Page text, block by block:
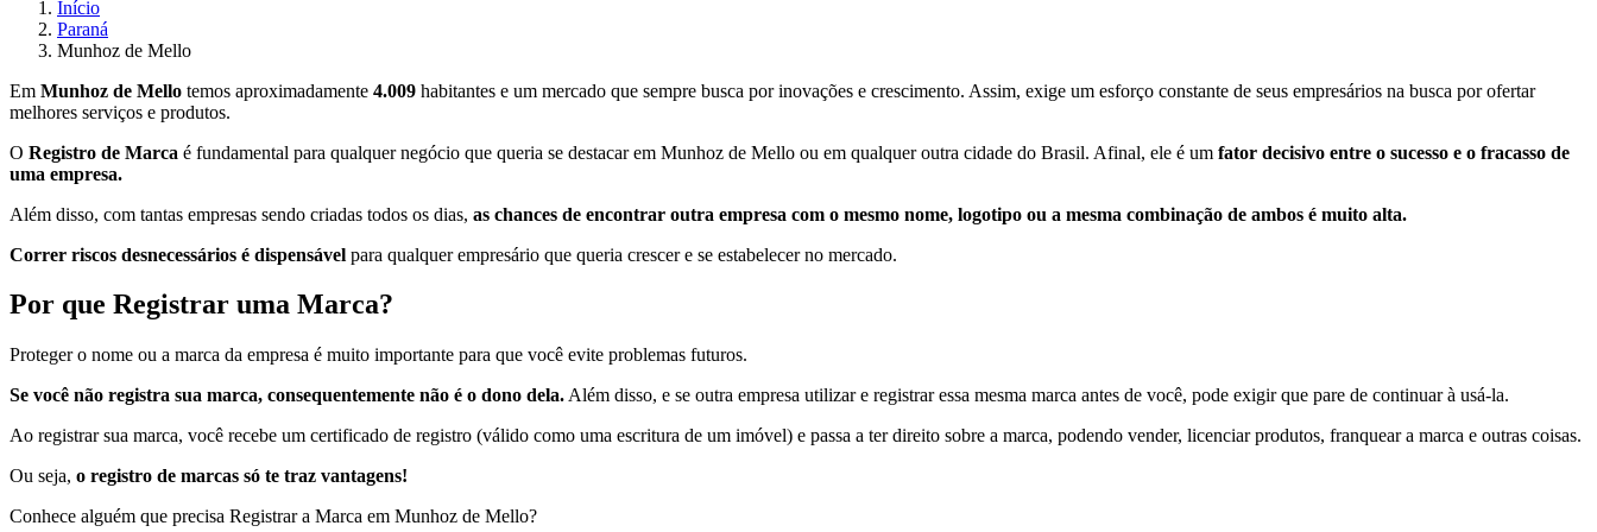
Início
Paraná
Munhoz de Mello
Em Munhoz de Mello temos aproximadamente 4.009 habitantes e um mercado que sempre busca por inovações e crescimento. Assim, exige um esforço constante de seus empresários na busca por ofertar
melhores serviços e produtos.
O Registro de Marca é fundamental para qualquer negócio que queria se destacar em Munhoz de Mello ou em qualquer outra cidade do Brasil. Afinal, ele é um fator decisivo entre o sucesso e o fracasso de
uma empresa.
Além disso, com tantas empresas sendo criadas todos os dias, as chances de encontrar outra empresa com o mesmo nome, logotipo ou a mesma combinação de ambos é muito alta.
Correr riscos desnecessários é dispensável para qualquer empresário que queria crescer e se estabelecer no mercado.
Por que Registrar uma Marca?
Proteger o nome ou a marca da empresa é muito importante para que você evite problemas futuros.
Se você não registra sua marca, consequentemente não é o dono dela. Além disso, e se outra empresa utilizar e registrar essa mesma marca antes de você, pode exigir que pare de continuar à usá-la.
Ao registrar sua marca, você recebe um certificado de registro (válido como uma escritura de um imóvel) e passa a ter direito sobre a marca, podendo vender, licenciar produtos, franquear a marca e outras coisas.
Ou seja, o registro de marcas só te traz vantagens!
Conhece alguém que precisa Registrar a Marca em Munhoz de Mello?